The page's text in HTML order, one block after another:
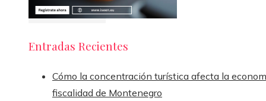
Entradas Recientes
Cómo la concentración turística afecta la
fiscalidad de Montenegro